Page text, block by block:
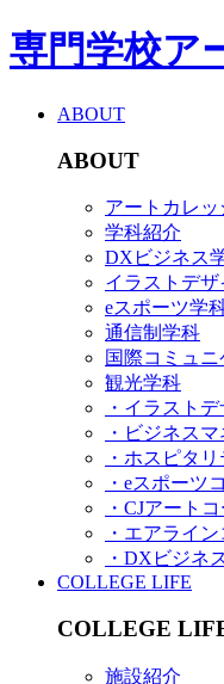
専門学校ア
ABOUT
ABOUT
アートカレッ
学科紹介
DXビジネス
イラストデ
eスポーツ学
通信制学科
国際コミュ
観光学科
・イラスト
・ビジネス
・ホスピタ
・eスポーツ
・CJアート
・エアライ
・DXビジネ
COLLEGE LIFE
COLLEGE
施設紹介